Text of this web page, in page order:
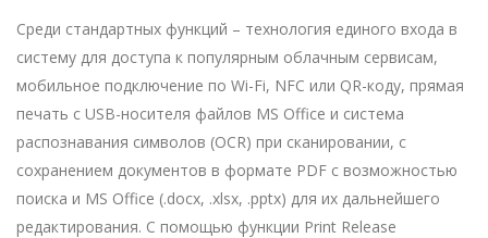
Среди стандартных функций – технология единого входа в
систему для доступа к популярным облачным сервисам,
мобильное подключение по Wi-Fi, NFC или QR-коду, прямая
печать с USB-носителя файлов MS Office и система
распознавания символов (OCR) при сканировании, с
сохранением документов в формате PDF с возможностью
поиска и MS Office (.docx, .xlsx, .pptx) для их дальнейшего
редактирования. С помощью функции Print Release